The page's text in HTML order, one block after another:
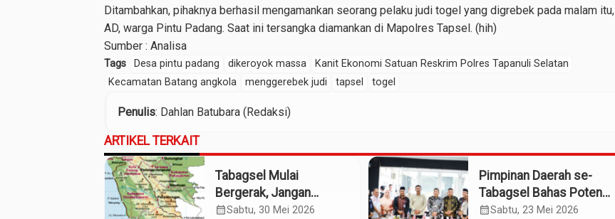
Ditambahkan, pihaknya berhasil mengamankan seorang pelaku judi togel yang digrebek pada malam itu,
AD, warga Pintu Padang. Saat ini tersangka diamankan di Mapolres Tapsel. (hih)
Sumber : Analisa
Tags Desa pintu padang dikeroyok massa
Kanit Ekonomi Satuan Reskrim Polres Tapanuli Selatan
Kecamatan Batang angkola
menggerebek judi tapsel togel
Penulis: Dahlan Batubara (Redaksi)
ARTIKEL TERKAIT
Tabagsel Mulai
Bergerak, Jangan
Berhenti di Foto
calendar_monthSabtu, 30 Mei 2026
Pimpinan Daerah se-
Tabagsel Bahas Potensi
Penerbangan Dua
calendar_monthSabtu, 23 Mei 2026